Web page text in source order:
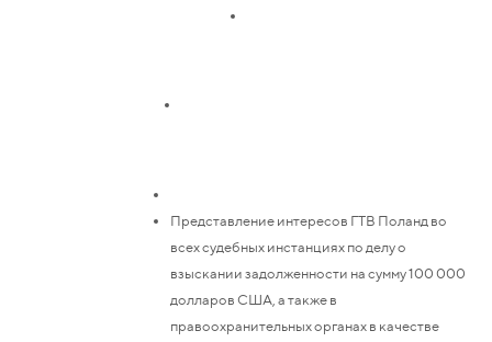
Представление интересов ГТВ Поланд во
всех судебных инстанциях по делу о
взыскании задолженности на сумму 100 000
долларов США, а также в
правоохранительных органах в качестве